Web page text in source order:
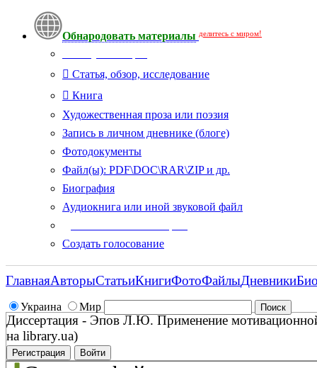
Обнародовать материалы делитесь с миром!
Статья, обзор, исследование
Книга
Художественная проза или поэзия
Запись в личном дневнике (блоге)
Фотодокументы
Файл(ы): PDF\DOC\RAR\ZIP и др.
Биография
Аудиокнига или иной звуковой файл
Создать голосование
Украина Мир
ГлавнаяАвторыСтатьиКнигиФотоФайлыДневники
Диссертация - Эпов Л.Ю. Применение
на library.ua)
Регистрация Войти